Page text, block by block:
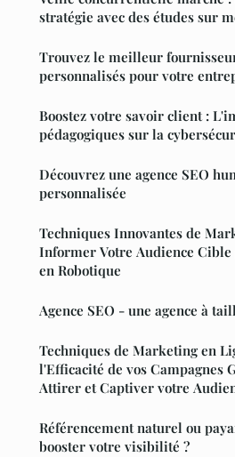
stratégie avec des études sur
Trouvez le meilleur
personnalisés pour votre
Boostez votre savoir client :
pédagogiques sur la
Découvrez une agence SEO
personnalisée
Techniques Innovantes de
Informer Votre Audience
en Robotique
Agence SEO - une agence à
Techniques de Marketing en
l'Efficacité de vos Campagnes
Attirer et Captiver votre
Référencement naturel ou
booster votre visibilité ?